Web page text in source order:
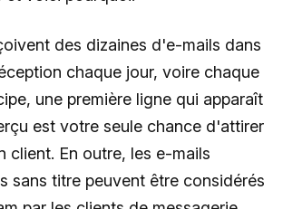
des dizaines d'e-mails dans
chaque jour, voire chaque
une première ligne qui apparaît
est votre seule chance d'attirer
client. En outre, les e-mails
sans titre peuvent être considérés